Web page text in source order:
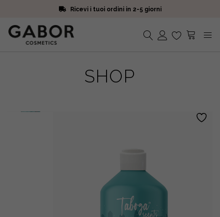
Ricevi i tuoi ordini in 2-5 giorni
Iscriviti alla Newsletter. 15% di sconto e spedizione gratuita
Ricevi i tuoi ordini in 2-5 giorni
SHOP